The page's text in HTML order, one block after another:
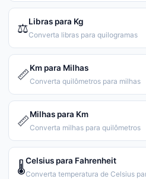
⚖️Libras para Kg
Converta libras para quilogramas
📏Km para Milhas
Converta quilômetros para milhas
📏Milhas para Km
Converta milhas para quilômetros
🌡️Celsius para Fahrenheit
Converta temperatura de Celsius